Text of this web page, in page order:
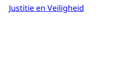
Justitie en Veiligheid